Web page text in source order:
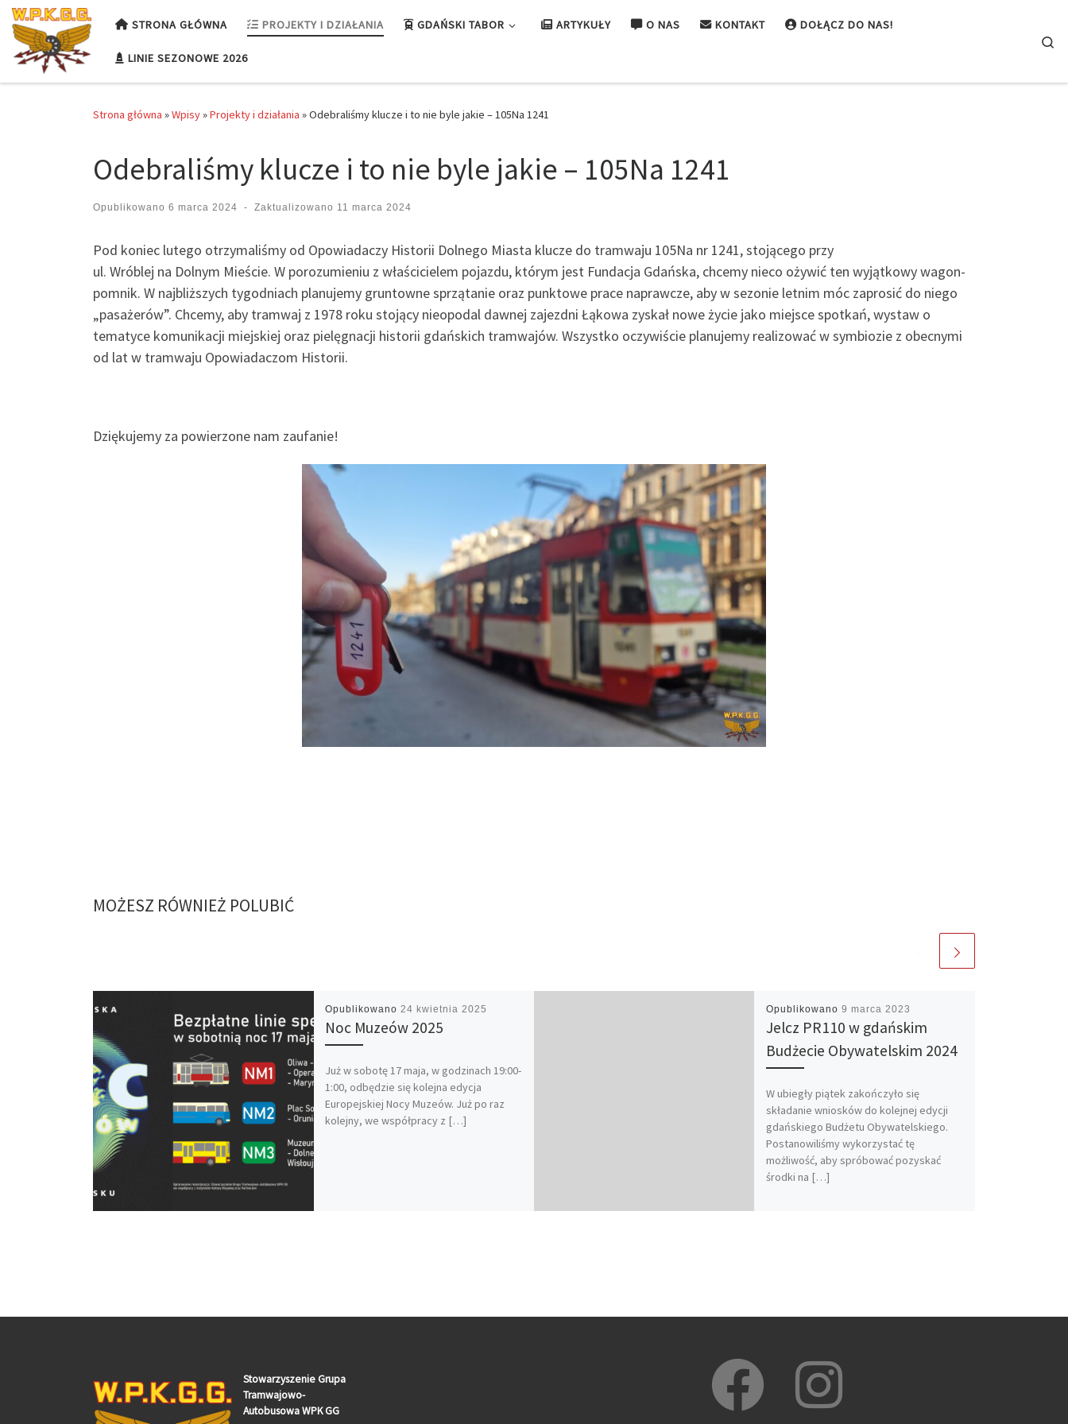
Przejdź do treści STRONA GŁÓWNA PROJEKTY I DZIAŁANIA GDAŃSKI TABOR ARTYKUŁY O NAS KONTAKT DOŁĄCZ DO NAS!
LINIE SEZONOWE 2026
Strona główna »Wpisy»Projekty i działania »Odebraliśmy klucze i to nie byle jakie – 105Na 1241
Odebraliśmy klucze i to nie byle jakie – 105Na 1241
Opublikowano 6 marca 2024 - Zaktualizowano 11 marca 2024
Pod koniec lutego otrzymaliśmy od Opowiadaczy Historii Dolnego Miasta klucze do tramwaju 105Na nr 1241, stojącego przy
ul. Wróblej na Dolnym Mieście. W porozumieniu z właścicielem pojazdu, którym jest Fundacja Gdańska, chcemy nieco ożywić ten wyjątkowy wagon-
pomnik. W najbliższych tygodniach planujemy gruntowne sprzątanie oraz punktowe prace naprawcze, aby w sezonie letnim móc zaprosić do niego
„pasażerów”. Chcemy, aby tramwaj z 1978 roku stojący nieopodal dawnej zajezdni Łąkowa zyskał nowe życie jako miejsce spotkań, wystaw o
tematyce komunikacji miejskiej oraz pielęgnacji historii gdańskich tramwajów. Wszystko oczywiście planujemy realizować w symbiozie z obecnymi
od lat w tramwaju Opowiadaczom Historii.
Dziękujemy za powierzone nam zaufanie!
MOŻESZ RÓWNIEŻ POLUBIĆ
Opublikowano 24 kwietnia 2025
Noc Muzeów 2025
Już w sobotę 17 maja, w godzinach 19:00-
1:00, odbędzie się kolejna edycja
Europejskiej Nocy Muzeów. Już po raz
kolejny, we współpracy z […]
Opublikowano 9 marca 2023
Jelcz PR110 w gdańskim
Budżecie Obywatelskim 2024
W ubiegły piątek zakończyło się
składanie wniosków do kolejnej edycji
gdańskiego Budżetu Obywatelskiego.
Postanowiliśmy wykorzystać tę
możliwość, aby spróbować pozyskać
środki na […]
Stowarzyszenie Grupa
Tramwajowo-
Autobusowa WPK GG